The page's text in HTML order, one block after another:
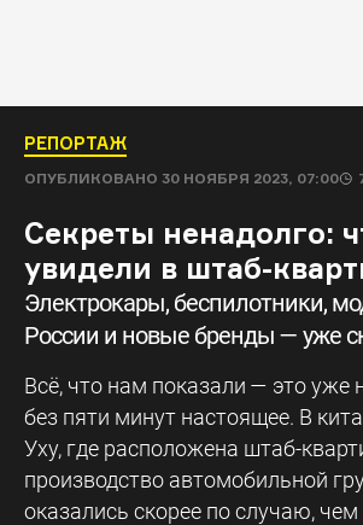
РЕПОРТАЖ
ОПУБЛИКОВАНО 30 НОЯБРЯ 2023, 07:00
Секреты ненадолго:
увидели в штаб-
Электрокары, беспилотники,
России и новые бренды — уже
Всё, что нам показали — это уже
без пяти минут настоящее. В
Уху, где расположена штаб-
производство автомобильной
оказались скорее по случаю,